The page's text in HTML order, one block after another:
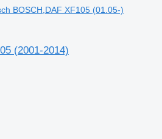
BOSCH,DAF XF105 (01.05-)
(2001-2014)